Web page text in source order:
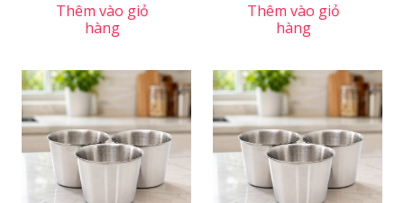
Thêm vào giỏ
hàng
Thêm vào giỏ
hàng